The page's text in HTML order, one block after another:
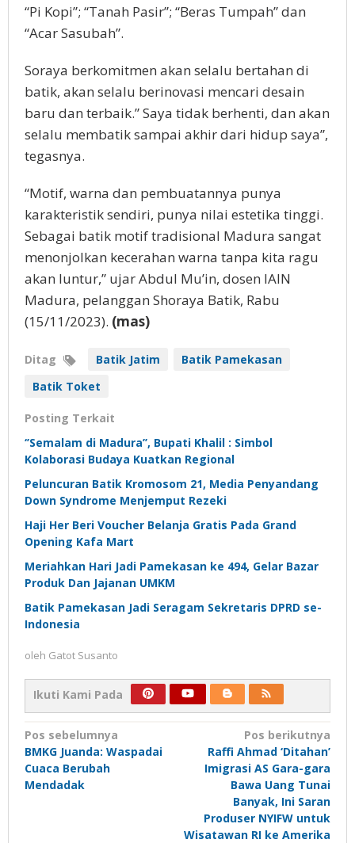
“Pi Kopi”; “Tanah Pasir”; “Beras Tumpah” dan
“Acar Sasubah”.
Soraya berkomitmen akan selalu bertahan di
batik, akan selalu berinovasi mencari desain
baru dan terbaik.” Saya tidak berhenti, dan akan
selalu membatik sampai akhir dari hidup saya”,
tegasnya.
“Motif, warna dan pembuatannya punya
karakteristik sendiri, punya nilai estetika tinggi.
Sebagai batik motif tradisional Madura sangat
menonjolkan kecerahan warna tanpa kita ragu
akan luntur,” ujar Abdul Mu’in, dosen IAIN
Madura, pelanggan Shoraya Batik, Rabu
(15/11/2023). (mas)
Ditag Batik Jatim
Batik Pamekasan
Batik Toket
Posting Terkait
‘’Semalam di Madura’’, Bupati Khalil : Simbol
Kolaborasi Budaya Kuatkan Regional
Peluncuran Batik Kromosom 21, Media Penyandang
Down Syndrome Menjemput Rezeki
Haji Her Beri Voucher Belanja Gratis Pada Grand
Opening Kafa Mart
Meriahkan Hari Jadi Pamekasan ke 494, Gelar Bazar
Produk Dan Jajanan UMKM
Batik Pamekasan Jadi Seragam Sekretaris DPRD se-
Indonesia
oleh Gatot Susanto
Ikuti Kami Pada
Navigasi
pos
Pos sebelumnya
BMKG Juanda: Waspadai
Cuaca Berubah
Mendadak
Pos berikutnya
Raffi Ahmad ‘Ditahan’
Imigrasi AS Gara-gara
Bawa Uang Tunai
Banyak, Ini Saran
Produser NYIFW untuk
Wisatawan RI ke Amerika